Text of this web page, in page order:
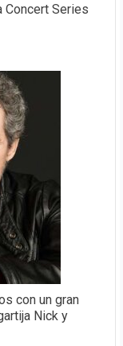
Concert Series
con un gran
Nick y